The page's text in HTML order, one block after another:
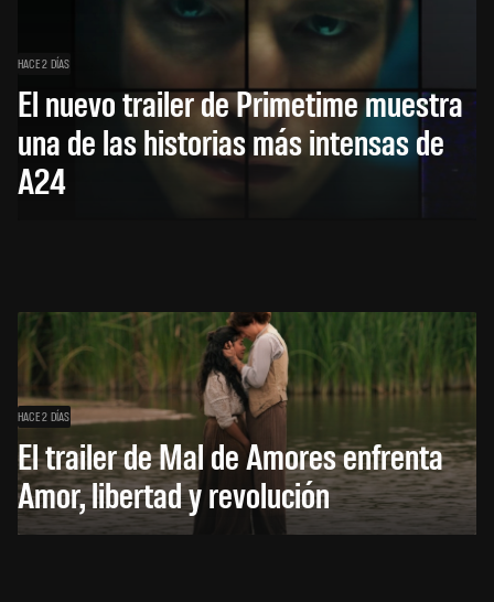
HACE 2 DÍAS
El nuevo trailer de Primetime muestra
una de las historias más intensas de
A24
HACE 2 DÍAS
El trailer de Mal de Amores enfrenta
Amor, libertad y revolución